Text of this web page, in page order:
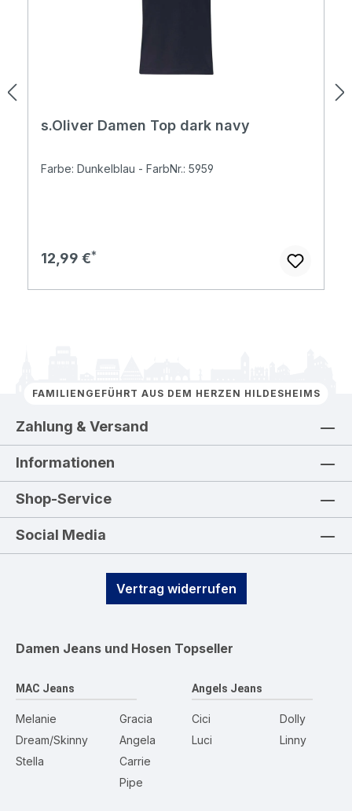
s.Oliver Damen Top dark navy
Farbe: Dunkelblau - FarbNr.: 5959
Regulärer Preis:
12,99 €
FAMILIENGEFÜHRT AUS DEM HERZEN HILDESHEIMS
Zahlung & Versand
Informationen
Shop-Service
Social Media
Vertrag widerrufen
Damen Jeans und Hosen Topseller
MAC Jeans
Melanie
Dream/Skinny
Stella
Gracia
Angela
Carrie
Pipe
Angels Jeans
Cici
Luci
Dolly
Linny